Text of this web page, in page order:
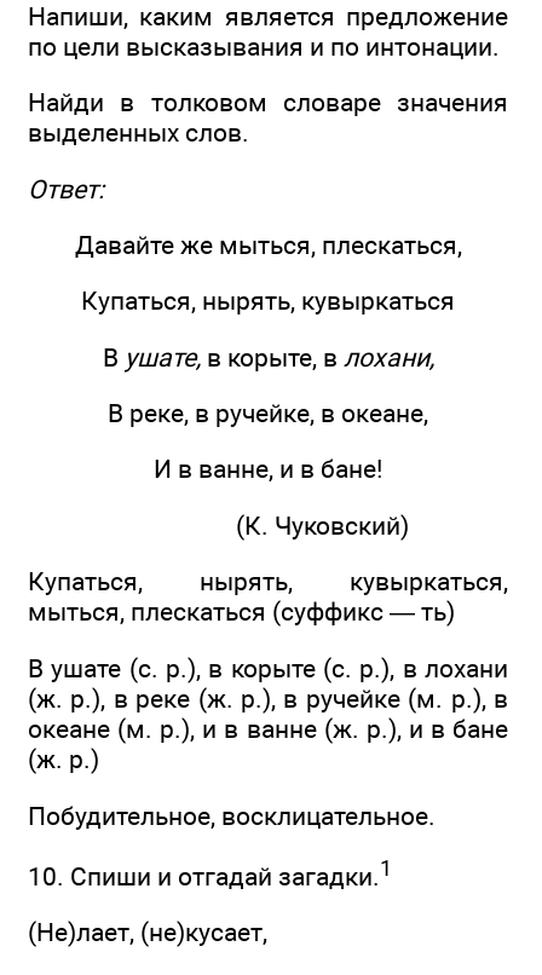
Напиши, каким является предложение
по цели высказывания и по интонации.
Найди в толковом словаре значения
выделенных слов.
Ответ:
Давайте же мыться, плескаться,
Купаться, нырять, кувыркаться
В ушате,в корыте, в лохани,
В реке, в ручейке, в океане,
И в ванне, и в бане!
(К. Чуковский)
Купаться, нырять, кувыркаться,
мыться, плескаться (суффикс — ть)
В ушате (с. р.), в корыте (с. р.), в лохани
(ж. р.), в реке (ж. р.), в ручейке (м. р.), в
океане (м. р.), и в ванне (ж. р.), и в бане
(ж. р.)
Побудительное, восклицательное.
10. Спиши и отгадай загадки.1
(Не)лает, (не)кусает,